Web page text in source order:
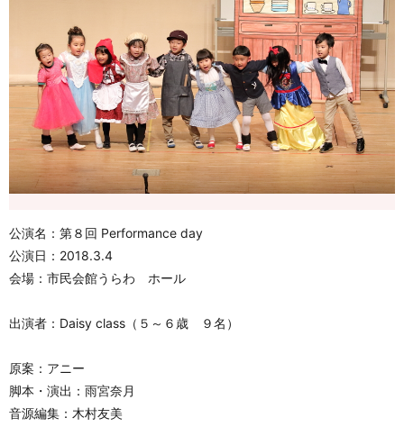
公演名：第８回 Performance day
公演日：2018.3.4
会場：市民会館うらわ ホール
出演者：Daisy class（５～６歳 ９名）
原案：アニー
脚本・演出：雨宮奈月
音源編集：木村友美